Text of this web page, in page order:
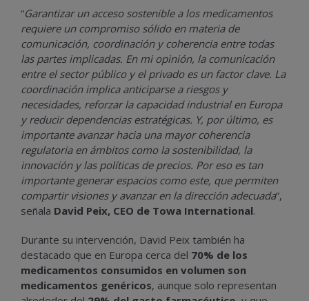
“Garantizar un acceso sostenible a los medicamentos
requiere un compromiso sólido en materia de
comunicación, coordinación y coherencia entre todas
las partes implicadas. En mi opinión, la comunicación
entre el sector público y el privado es un factor clave. La
coordinación implica anticiparse a riesgos y
necesidades, reforzar la capacidad industrial en Europa
y reducir dependencias estratégicas. Y, por último, es
importante avanzar hacia una mayor coherencia
regulatoria en ámbitos como la sostenibilidad, la
innovación y las políticas de precios. Por eso es tan
importante generar espacios como este, que permiten
compartir visiones y avanzar en la dirección adecuada”,
señala David Peix, CEO de Towa International.
Durante su intervención, David Peix también ha
destacado que en Europa cerca del 70% de los
medicamentos consumidos en volumen son
medicamentos genéricos, aunque solo representan